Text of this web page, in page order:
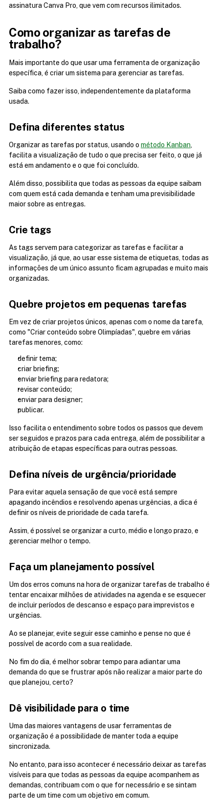
assinatura Canva Pro, que vem com recursos ilimitados.
Como organizar as tarefas de
trabalho?
Mais importante do que usar uma ferramenta de organização
específica, é criar um sistema para gerenciar as tarefas.
Saiba como fazer isso, independentemente da plataforma
usada.
Defina diferentes status
Organizar as tarefas por status, usando o método Kanban,
facilita a visualização de tudo o que precisa ser feito, o que já
está em andamento e o que foi concluído.
Além disso, possibilita que todas as pessoas da equipe saibam
com quem está cada demanda e tenham uma previsibilidade
maior sobre as entregas.
Crie tags
As tags servem para categorizar as tarefas e facilitar a
visualização, já que, ao usar esse sistema de etiquetas, todas as
informações de um único assunto ficam agrupadas e muito mais
organizadas.
Quebre projetos em pequenas tarefas
Em vez de criar projetos únicos, apenas com o nome da tarefa,
como "Criar conteúdo sobre Olimpíadas", quebre em várias
tarefas menores, como:
definir tema;
criar briefing;
enviar briefing para redatora;
revisar conteúdo;
enviar para designer;
publicar.
Isso facilita o entendimento sobre todos os passos que devem
ser seguidos e prazos para cada entrega, além de possibilitar a
atribuição de etapas específicas para outras pessoas.
Defina níveis de urgência/prioridade
Para evitar aquela sensação de que você está sempre
apagando incêndios e resolvendo apenas urgências, a dica é
definir os níveis de prioridade de cada tarefa.
Assim, é possível se organizar a curto, médio e longo prazo, e
gerenciar melhor o tempo.
Faça um planejamento possível
Um dos erros comuns na hora de organizar tarefas de trabalho é
tentar encaixar milhões de atividades na agenda e se esquecer
de incluir períodos de descanso e espaço para imprevistos e
urgências.
Ao se planejar, evite seguir esse caminho e pense no que é
possível de acordo com a sua realidade.
No fim do dia, é melhor sobrar tempo para adiantar uma
demanda do que se frustrar após não realizar a maior parte do
que planejou, certo?
Dê visibilidade para o time
Uma das maiores vantagens de usar ferramentas de
organização é a possibilidade de manter toda a equipe
sincronizada.
No entanto, para isso acontecer é necessário deixar as tarefas
visíveis para que todas as pessoas da equipe acompanhem as
demandas, contribuam com o que for necessário e se sintam
parte de um time com um objetivo em comum.